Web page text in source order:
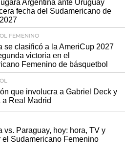
Argentina ante Uruguay
fecha del Sudamericano de
FEMENINO
se clasificó a la AmeriCup 2027
victoria en el
Femenino de básquetbol
que involucra a Gabriel Deck y
a Real Madrid
vs. Paraguay, hoy: hora, TV y
el Sudamericano Femenino